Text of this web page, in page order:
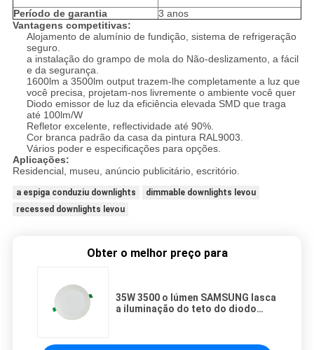
Período de garantia
3 anos
Vantagens competitivas:
Alojamento de alumínio de fundição, sistema de refrigeração
seguro.
a instalação do grampo de mola do Não-deslizamento, a fácil
e da segurança.
1600lm a 3500lm output trazem-lhe completamente a luz que
você precisa, projetam-nos livremente o ambiente você quer
Diodo emissor de luz da eficiência elevada SMD que traga
até 100lm/W
Refletor excelente, reflectividade até 90%.
Cor branca padrão da casa da pintura RAL9003.
Vários poder e especificações para opções.
Aplicações:
Residencial, museu, anúncio publicitário, escritório.
a espiga conduziu downlights
dimmable downlights levou
recessed downlights levou
Obter o melhor preço para
35W 3500 o lúmen SAMSUNG lasca
a iluminação do teto do diodo